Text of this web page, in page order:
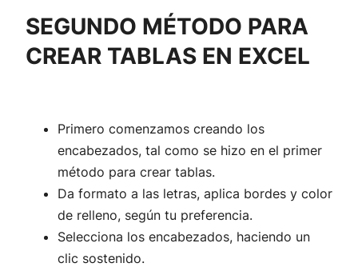
SEGUNDO MÉTODO PARA
CREAR TABLAS EN EXCEL
Primero comenzamos creando los
encabezados, tal como se hizo en el primer
método para crear tablas.
Da formato a las letras, aplica bordes y color
de relleno, según tu preferencia.
Selecciona los encabezados, haciendo un
clic sostenido.